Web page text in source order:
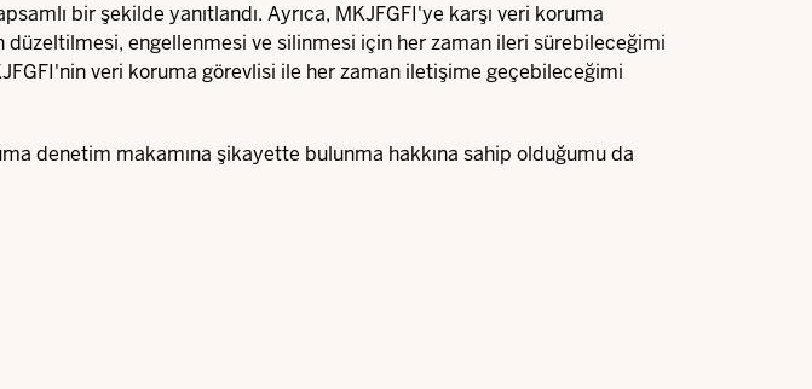
bir şekilde yanıtlandı. Ayrıca, MKJFGFI'ye karşı veri koruma
düzeltilmesi, engellenmesi ve silinmesi için her zaman ileri sürebileceğimi
veri koruma görevlisi ile her zaman iletişime geçebileceğimi
denetim makamına şikayette bulunma hakkına sahip olduğumu da